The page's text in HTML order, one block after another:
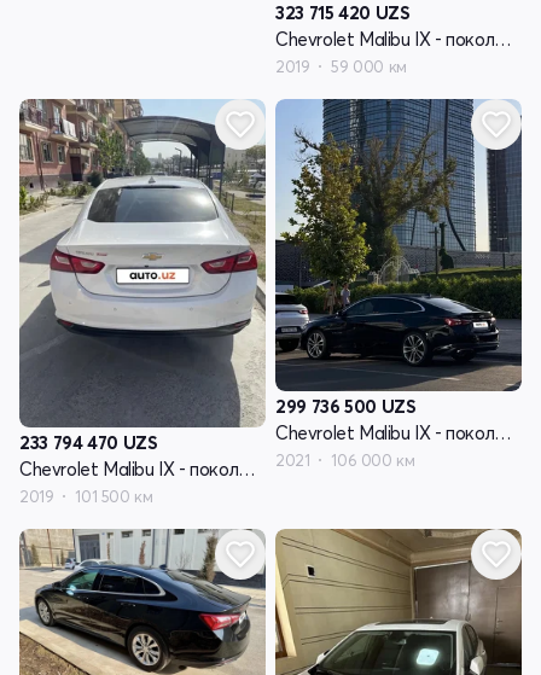
323 715 420 UZS
Chevrolet Malibu IX - поколение рестайлинг
2019 59 000 км
233 794 470 UZS
Chevrolet Malibu IX - поколение рестайлинг
2019 101 500 км
299 736 500 UZS
Chevrolet Malibu IX - поколение рестайлинг
2021 106 000 км